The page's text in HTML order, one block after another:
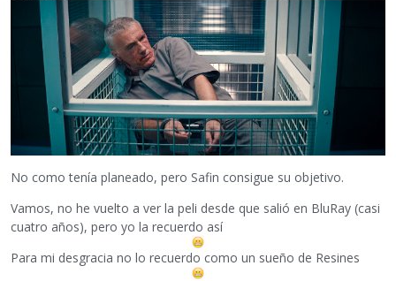
No como tenía planeado, pero Safin consigue su objetivo.
Vamos, no he vuelto a ver la peli desde que salió en BluRay (casi
cuatro años), pero yo la recuerdo así
Para mi desgracia no lo recuerdo como un sueño de Resines